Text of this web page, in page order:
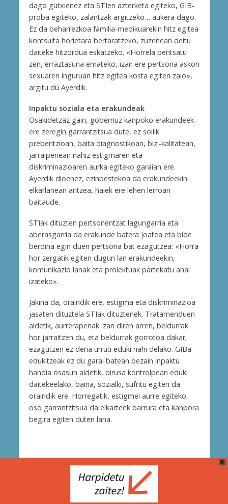
dago gutxienez eta STIen azterketa egiteko, GIB-
proba egiteko, zalantzak argitzeko… aukera dago.
Ez da beharrezkoa familia-medikuarekin hitz egitea
kontsulta horietara bertaratzeko, zuzenean deitu
daiteke hitzordua eskatzeko. «Horrela pentsatu
zen, erraztasuna emateko, izan ere pertsona askori
sexuaren inguruan hitz egitea kosta egiten zaio»,
argitu du Ayerdik.
Inpaktu soziala eta erakundeak
Osakidetzaz gain, gobernuz kanpoko erakundeek
ere zeregin garrantzitsua dute, ez soilik
prebentzioan, baita diagnostikoan, bizi-kalitatean,
jarraipenean nahiz estigmaren eta
diskriminazioaren aurka egiteko garaian ere.
Ayerdik dioenez, ezinbestekoa da erakundeekin
elkarlanean aritzea, haiek ere lehen lerroan
baitaude.
STIak dituzten pertsonentzat lagungarria eta
aberasgarria da erakunde batera joatea eta bide
berdina egin duen pertsona bat ezagutzea: «Horra
hor zergatik egiten dugun lan erakundeekin,
komunikazio lanak eta proiektuak partekatu ahal
izateko».
Jakina da, oraindik ere, estigma eta diskriminazioa
jasaten dituztela STIak dituztenek. Tratamenduen
aldetik, aurrerapenak izan diren arren, beldurrak
hor jarraitzen du, eta beldurrak gorrotoa dakar;
ezagutzen ez dena urruti eduki nahi delako. GIBa
edukitzeak ez du garai batean bezain inpaktu
handia osasun aldetik, birusa kontrolpean eduki
daitekeelako, baina, sozialki, sufritu egiten da
oraindik ere. Horregatik, estigmei aurre egiteko,
oso garrantzitsua da elkarteek barrura eta kanpora
begira egiten duten lana.
Bidera Zerbitzuak (Berria Taldea)
X